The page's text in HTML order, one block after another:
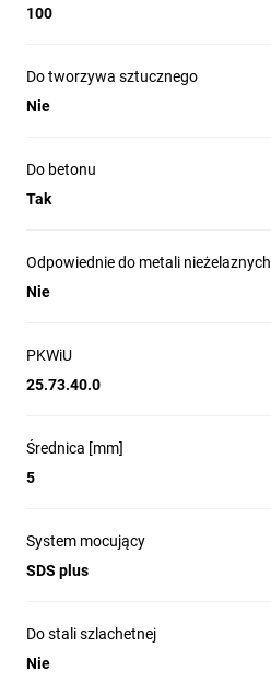
100
Do tworzywa sztucznego
Nie
Do betonu
Tak
Odpowiednie do metali nieżelaznych
Nie
PKWiU
25.73.40.0
Średnica [mm]
5
System mocujący
SDS plus
Do stali szlachetnej
Nie